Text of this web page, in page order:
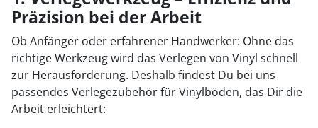
Präzision bei der Arbeit
Ob Anfänger oder erfahrener Handwerker: Ohne das
richtige Werkzeug wird das Verlegen von Vinyl schnell
zur Herausforderung. Deshalb findest Du bei uns
passendes Verlegezubehör für Vinylböden, das Dir die
Arbeit erleichtert: